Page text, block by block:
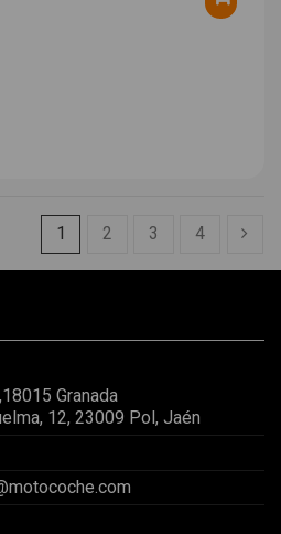
1 2 3 4
Granada
12, 23009 Pol, Jaén